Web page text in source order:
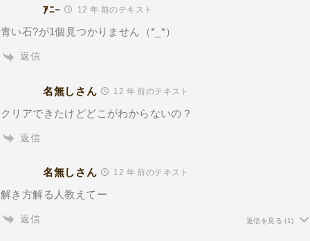
ｱﾆｰ 12 年 前のテキスト
青い石?が1個見つかりません（*_*）
返信
名無しさん 12 年 前のテキスト
クリアできたけどどこがわからないの？
返信
名無しさん 12 年 前のテキスト
解き方解る人教えてー
返信 返信を見る (1)